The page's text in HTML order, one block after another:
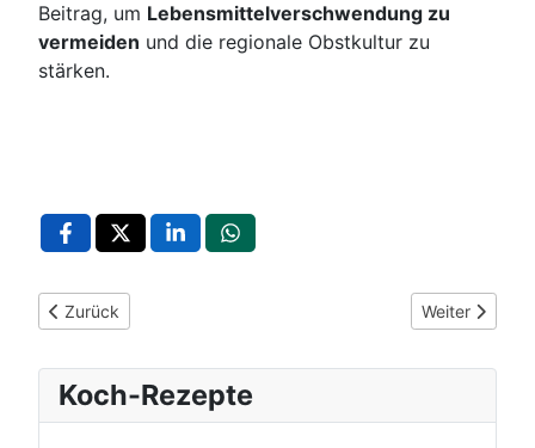
Beitrag, um Lebensmittelverschwendung zu
vermeiden und die regionale Obstkultur zu
stärken.
Vorheriger Beitrag: 1 Stadt, 3 Events: "Die Mall rockt!"
Zurück Nächster
Weiter
Koch-Rezepte